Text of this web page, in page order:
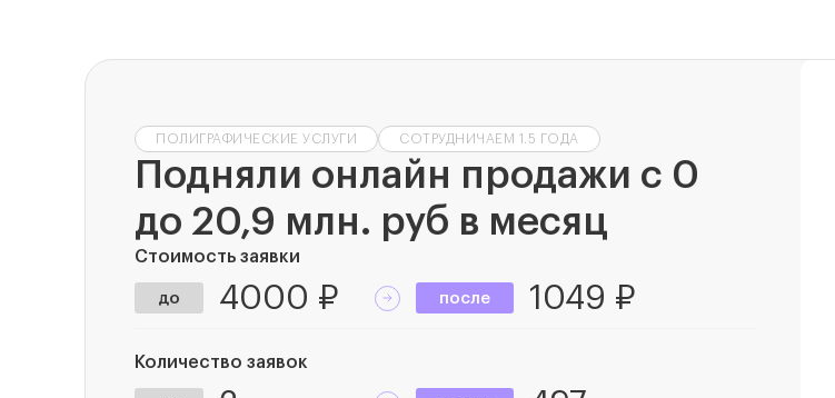
ПОЛИГРАФИЧЕСКИЕ УСЛУГИ СОТРУДНИЧАЕМ 1.5 ГОДА
Подняли онлайн продажи с 0
до 20,9 млн. руб в месяц
Стоимость заявки
до 4000 ₽ после 1049 ₽
Количество заявок